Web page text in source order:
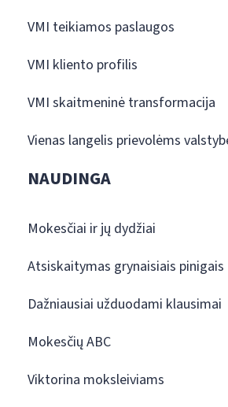
VMI teikiamos paslaugos
VMI kliento profilis
VMI skaitmeninė transformacija
Vienas langelis prievolėms
NAUDINGA
Mokesčiai ir jų dydžiai
Atsiskaitymas grynaisiais pinigais
Dažniausiai užduodami klausimai
Mokesčių ABC
Viktorina moksleiviams